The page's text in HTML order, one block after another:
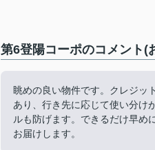
第6登陽コーポのコメント(
眺めの良い物件です。クレジッ
あり、行き先に応じて使い分け
ルも防げます。できるだけ早め
お届けします。